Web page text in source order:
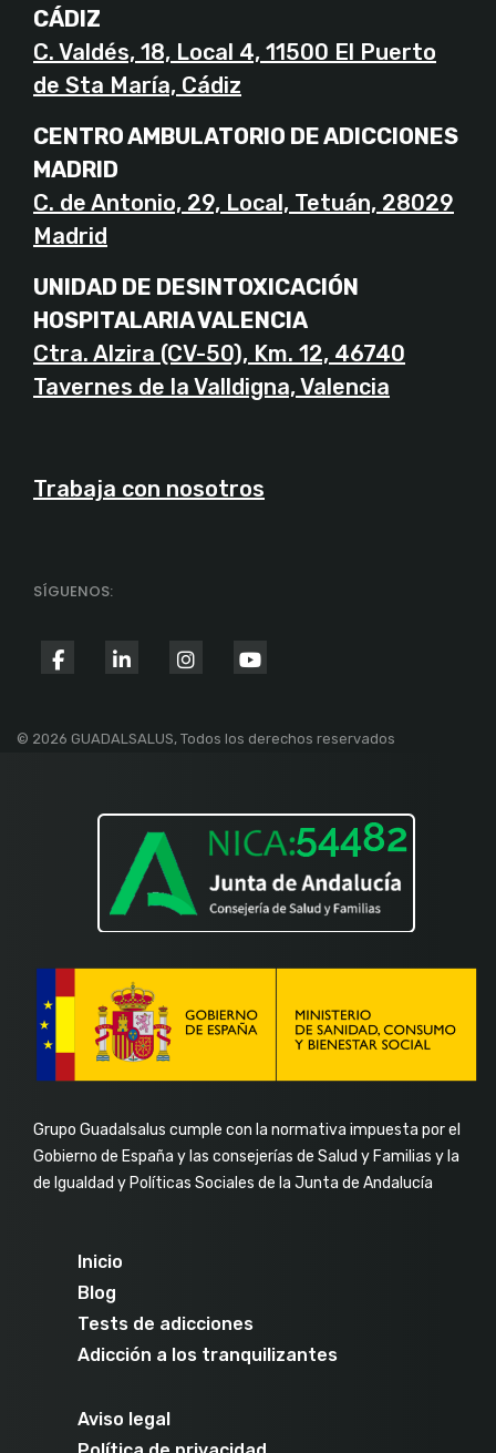
CÁDIZ
C. Valdés, 18, Local 4, 11500 El Puerto
de Sta María, Cádiz
CENTRO AMBULATORIO DE ADICCIONES
MADRID
C. de Antonio, 29, Local, Tetuán, 28029
Madrid
UNIDAD DE DESINTOXICACIÓN
HOSPITALARIA VALENCIA
Ctra. Alzira (CV-50), Km. 12, 46740
Tavernes de la Valldigna, Valencia
Trabaja con nosotros
SÍGUENOS:
fab
facebook-
fab
linkedin-
fab
instagram
fab
youtube
© 2026 GUADALSALUS, Todos los derechos reservados
Grupo Guadalsalus cumple con la normativa impuesta por el
Gobierno de España y las consejerías de Salud y Familias y la
de Igualdad y Políticas Sociales de la Junta de Andalucía
Inicio
Blog
Tests de adicciones
Adicción a los tranquilizantes
Aviso legal